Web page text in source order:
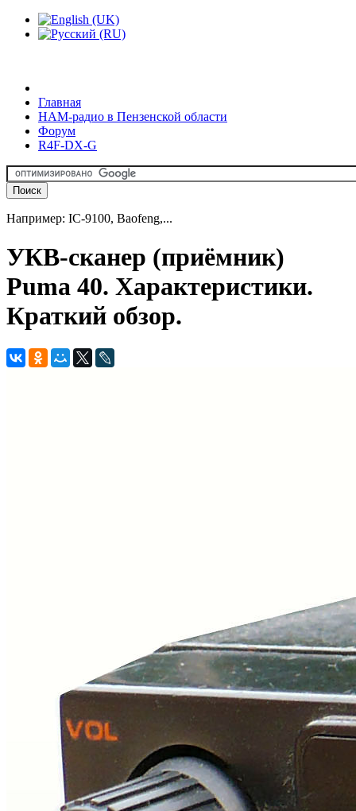
Главная
HAM-радио в Пензенской области
Форум
R4F-DX-G
Например: IC-9100, Baofeng,...
УКВ-сканер (приёмник)
Puma 40. Характеристики.
Краткий обзор.